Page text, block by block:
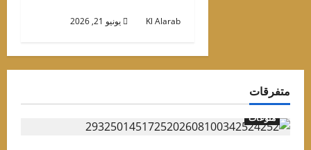
Kl Alarab يونيو 21, 2026
متفرقات
منوعات